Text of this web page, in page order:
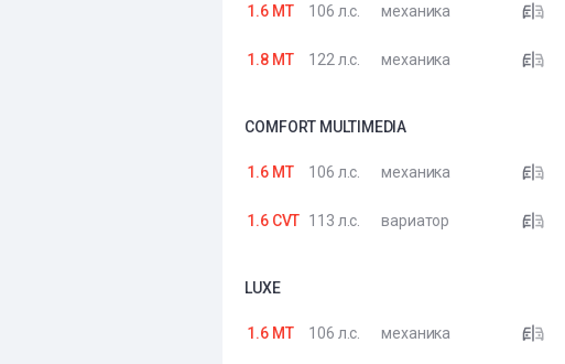
1.6 MT 106 л.с. механика
1.8 MT 122 л.с. механика
COMFORT MULTIMEDIA
1.6 MT 106 л.с. механика
1.6 CVT 113 л.с. вариатор
LUXE
1.6 MT 106 л.с. механика